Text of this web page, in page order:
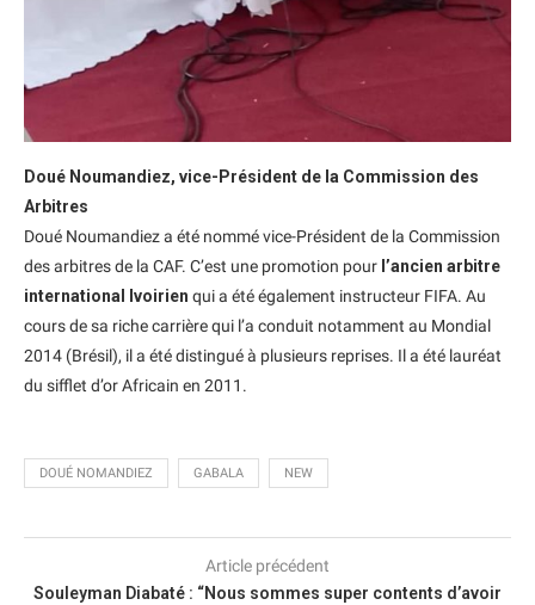
Doué Noumandiez, vice-Président de la Commission des
Arbitres
Doué Noumandiez a été nommé vice-Président de la Commission
des arbitres de la CAF. C’est une promotion pour l’ancien arbitre
international Ivoirien qui a été également instructeur FIFA. Au
cours de sa riche carrière qui l’a conduit notamment au Mondial
2014 (Brésil), il a été distingué à plusieurs reprises. Il a été lauréat
du sifflet d’or Africain en 2011.
DOUÉ NOMANDIEZ GABALA NEW
Article précédent
Souleyman Diabaté : “Nous sommes super contents d’avoir